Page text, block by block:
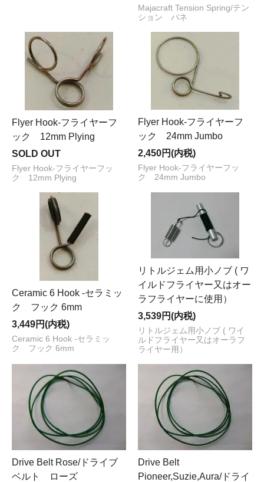
Majacraft Tension Spring/テン
ション バネ
Flyer Hook-フライヤーフ
ック 12mm Plying
SOLD OUT
Flyer Hook-フライヤーフッ
ク 12mm Plying
Flyer Hook-フライヤーフ
ック 24mm Jumbo
2,450円(内税)
Flyer Hook-フライヤーフッ
ク 24mm Jumbo
Ceramic 6 Hook -セラミッ
ク フック 6mm
3,449円(内税)
Ceramic 6 Hook -セラミッ
ク フック 6mm
リトルジェム用小ノブ ( ワ
イルドフライヤー又はオー
ラフライヤーに使用）
3,539円(内税)
リトルジェム用小ノブ ( ワイ
ルドフライヤー又はオーラフ
ライヤー用）
Drive Belt Rose/ドライブ
ベルト ローズ
Drive Belt
Pioneer,Suzie,Aura/ドライ